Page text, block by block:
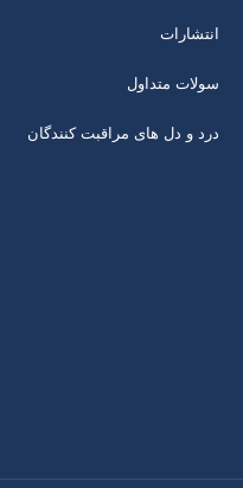
انتشارات
سولات متداول
درد و دل های مراقبت کنندگان